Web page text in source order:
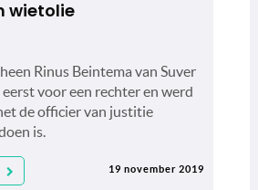
wietolie
Rinus Beintema van Suver
voor een rechter en werd
de officier van justitie
is.
19 november 2019